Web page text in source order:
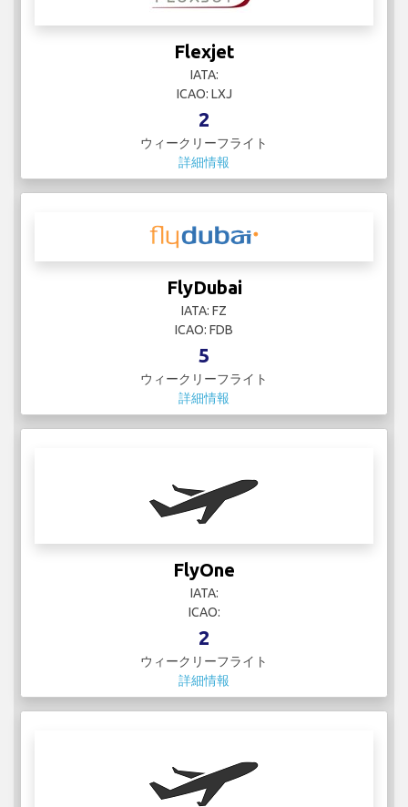
Flexjet
IATA:
ICAO: LXJ
2
ウィークリーフライト
詳細情報
FlyDubai
IATA: FZ
ICAO: FDB
5
ウィークリーフライト
詳細情報
FlyOne
IATA:
ICAO:
2
ウィークリーフライト
詳細情報